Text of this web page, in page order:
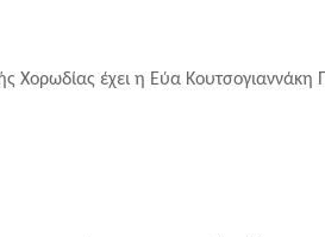
Χορωδίας έχει η Εύα